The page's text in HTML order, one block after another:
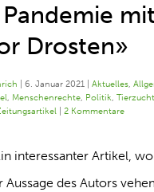
mit
Drosten»
|6. Januar 2021 |Aktuelles,
, Menschenrechte, Politik,Tierzucht
|2 Kommentare
interessanter Artikel,
Aussage des Autors